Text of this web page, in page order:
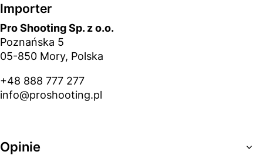
Importer
Pro Shooting Sp. z o.o.
Poznańska 5
05-850 Mory, Polska
+48 888 777 277
info@proshooting.pl
Opinie